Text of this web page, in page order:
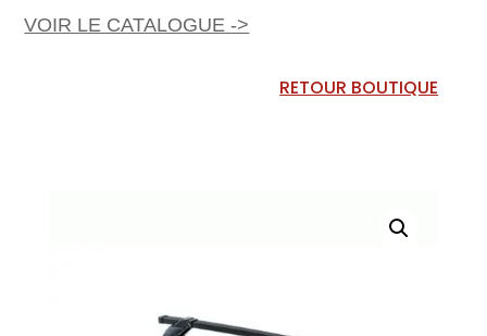
VOIR LE CATALOGUE ->
RETOUR BOUTIQUE